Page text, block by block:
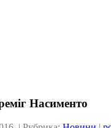
Насименто